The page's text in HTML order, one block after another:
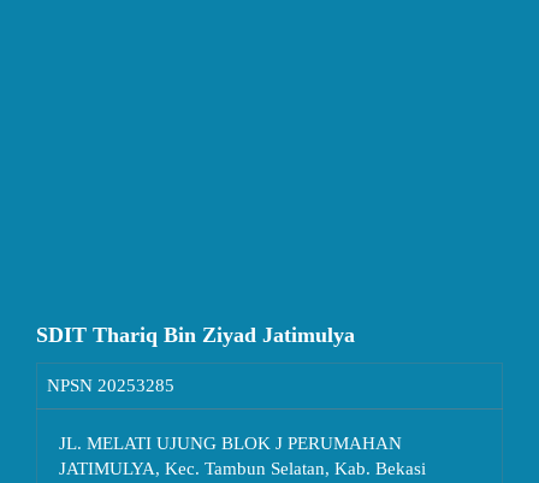
SDIT Thariq Bin Ziyad Jatimulya
NPSN 20253285
JL. MELATI UJUNG BLOK J PERUMAHAN
JATIMULYA, Kec. Tambun Selatan, Kab. Bekasi